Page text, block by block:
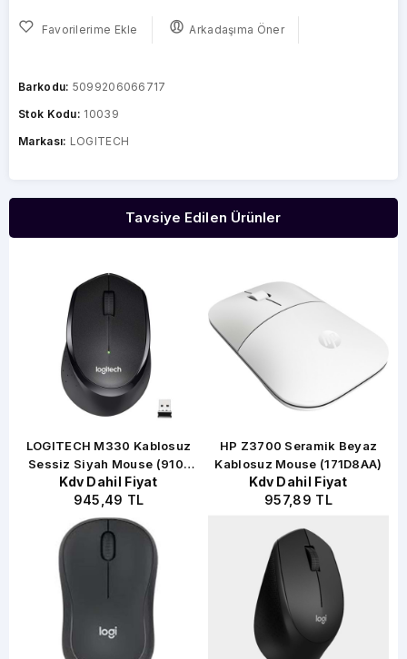
Favorilerime Ekle Arkadaşıma Öner
Barkodu: 5099206066717
Stok Kodu: 10039
Markası: LOGITECH
Tavsiye Edilen Ürünler
LOGITECH M330 Kablosuz
Sessiz Siyah Mouse (910-
004909)
Kdv Dahil Fiyat
945,49 TL
HP Z3700 Seramik Beyaz
Kablosuz Mouse (171D8AA)
Kdv Dahil Fiyat
957,89 TL